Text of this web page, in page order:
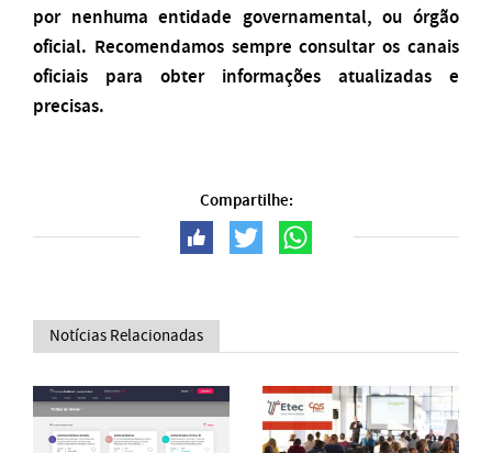
por nenhuma entidade governamental, ou órgão
oficial. Recomendamos sempre consultar os canais
oficiais para obter informações atualizadas e
precisas.
Compartilhe:
Notícias Relacionadas